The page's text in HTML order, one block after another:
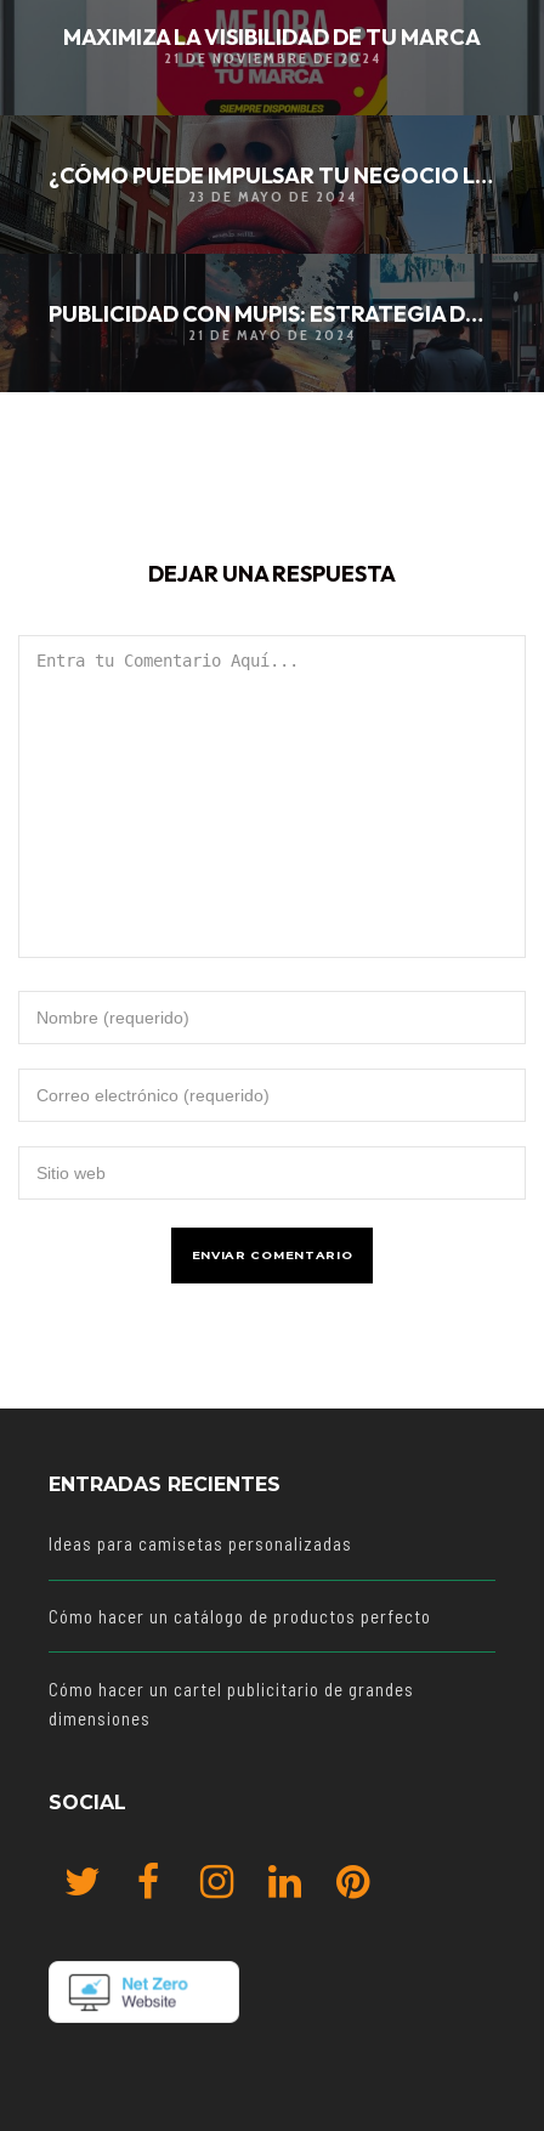
MAXIMIZA LA VISIBILIDAD DE TU MARCA
21 DE NOVIEMBRE DE 2024
¿CÓMO PUEDE IMPULSAR TU NEGOCIO LAS LONAS PUBLICITARIAS?
23 DE MAYO DE 2024
PUBLICIDAD CON MUPIS: ESTRATEGIA DE MARKETING
21 DE MAYO DE 2024
DEJAR UNA RESPUESTA
ENTRADAS RECIENTES
Ideas para camisetas personalizadas
Cómo hacer un catálogo de productos perfecto
Cómo hacer un cartel publicitario de grandes
dimensiones
SOCIAL